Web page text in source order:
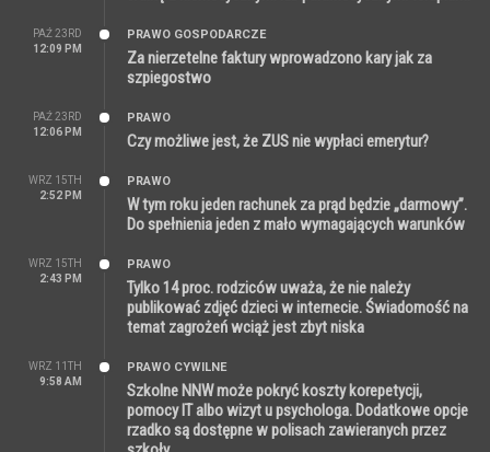
PAŹ 23RD
12:09 PM
PRAWO GOSPODARCZE
Za nierzetelne faktury wprowadzono kary jak za
szpiegostwo
PAŹ 23RD
12:06 PM
PRAWO
Czy możliwe jest, że ZUS nie wypłaci emerytur?
WRZ 15TH
2:52 PM
PRAWO
W tym roku jeden rachunek za prąd będzie „darmowy”.
Do spełnienia jeden z mało wymagających warunków
WRZ 15TH
2:43 PM
PRAWO
Tylko 14 proc. rodziców uważa, że nie należy
publikować zdjęć dzieci w internecie. Świadomość na
temat zagrożeń wciąż jest zbyt niska
WRZ 11TH
9:58 AM
PRAWO CYWILNE
Szkolne NNW może pokryć koszty korepetycji,
pomocy IT albo wizyt u psychologa. Dodatkowe opcje
rzadko są dostępne w polisach zawieranych przez